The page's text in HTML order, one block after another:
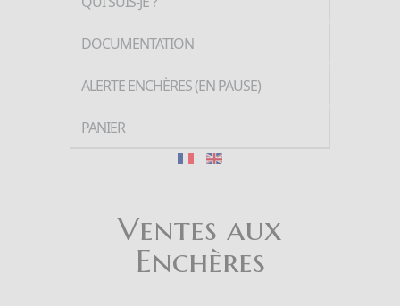
DOCUMENTATION
ALERTE ENCHÈRES (EN PAUSE)
PANIER
Ventes aux
Enchères